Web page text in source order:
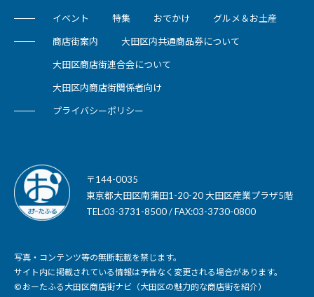
イベント 特集 おでかけ グルメ＆お土産
商店街案内 大田区内共通商品券について
大田区商店街連合会について
大田区内商店街関係者向け
プライバシーポリシー
〒144-0035
東京都大田区南蒲田1-20-20 大田区産業プラザ5階
TEL:03-3731-8500 / FAX:03-3730-0800
写真・コンテンツ等の無断転載を禁じます。
サイト内に掲載されている情報は予告なく変更される場合があります。
© おーたふる大田区商店街ナビ（大田区の魅力的な商店街を紹介）